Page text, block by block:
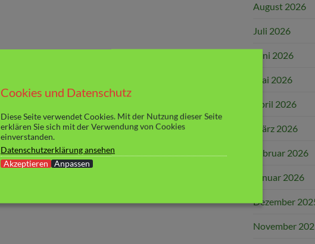
August 2026
Juli 2026
Juni 2026
Mai 2026
April 2026
März 2026
Februar 2026
Januar 2026
Dezember
November
Cookies und Datenschutz
Diese Seite verwendet Cookies. Mit der Nutzung dieser Seite
erklären Sie sich mit der Verwendung von Cookies
einverstanden.
Datenschutzerklärung ansehen
Akzeptieren
Anpassen